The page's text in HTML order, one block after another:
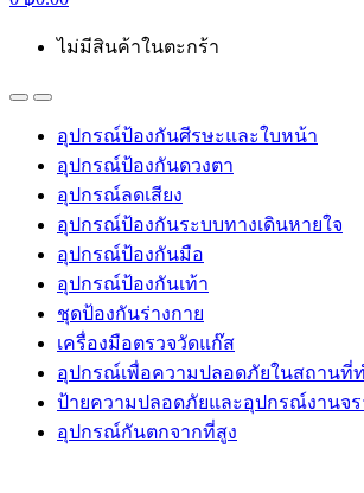
ไม่มีสินค้าในตะกร้า
อุปกรณ์ป้องกันศีรษะและใบหน้า
อุปกรณ์ป้องกันดวงตา
อุปกรณ์ลดเสียง
อุปกรณ์ป้องกันระบบทางเดินหายใจ
อุปกรณ์ป้องกันมือ
อุปกรณ์ป้องกันเท้า
ชุดป้องกันร่างกาย
เครื่องมือตรวจวัดแก๊ส
อุปกรณ์เพื่อความปลอดภัยในสถานที่
ป้ายความปลอดภัยและอุปกรณ์งานจร
อุปกรณ์กันตกจากที่สูง